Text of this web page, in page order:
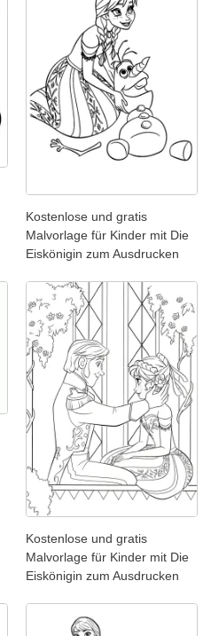
Kostenlose und gratis
Malvorlage für Kinder mit Die
Eiskönigin zum Ausdrucken
Kostenlose und gratis
Malvorlage für Kinder mit Die
Eiskönigin zum Ausdrucken